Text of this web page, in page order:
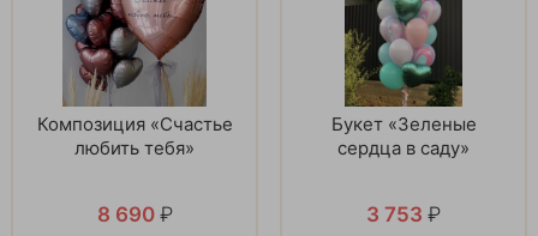
Композиция «Счастье
любить тебя»
8 690 ₽
Букет «Зеленые
сердца в саду»
3 753 ₽